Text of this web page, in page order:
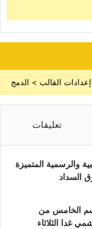
تعليقات
والرسمية المتميزة
الخامس من
غدا الثلاثاء